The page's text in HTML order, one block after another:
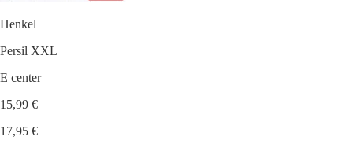
Henkel
Persil XXL
E center
15,99 €
17,95 €